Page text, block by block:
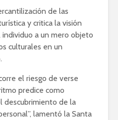
de las
y critica la visión
a un mero objeto
culturales en un
el riesgo de verse
predice como
descubrimiento de la
lamentó la Santa